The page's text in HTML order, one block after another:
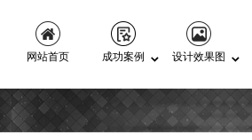
网站首页
成功案例 设计效果图